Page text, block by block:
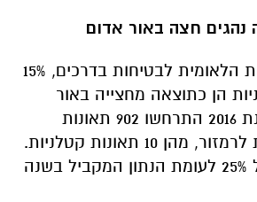
חצה באור אדום
על פי נתוני הרשות הלאומית לבטיחות בדרכים, 15%
הן כתוצאה מחצייה באור
אדום. עד כה בשנת 2016 התרחשו 902 תאונות
כתוצאה מאי ציות לרמזור, מהן 10 תאונות קטלניות.
מדובר בעלייה של 25% לעומת הנתון המקביל בשנה